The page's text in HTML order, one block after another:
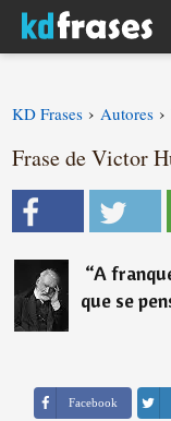
KD Frases › Autores ›
Frase de Victor
“A
que se
Facebook